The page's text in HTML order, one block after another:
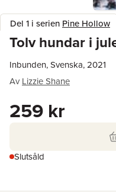
Del 1 i serien Pine Hollow
Tolv hundar i
Inbunden, Svenska, 2021
Av Lizzie Shane
259 kr
Slutsåld